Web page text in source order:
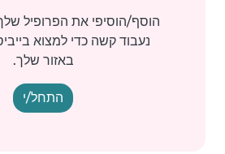
הוסף/הוסיפי את הפרופיל שלך
נעבוד קשה כדי למצוא
באזור שלך.
התחל/י